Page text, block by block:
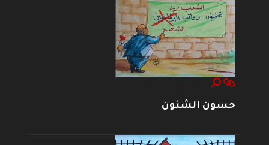
حسون الشنون